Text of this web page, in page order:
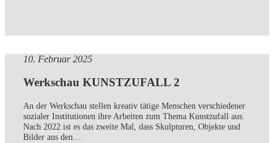
10. Februar 2025
Werkschau KUNSTZUFALL 2
An der Werkschau stellen kreativ tätige Menschen verschiedener
sozialer Institutionen ihre Arbeiten zum Thema Kunstzufall aus.
Nach 2022 ist es das zweite Mal, dass Skulpturen, Objekte und
Bilder aus den…